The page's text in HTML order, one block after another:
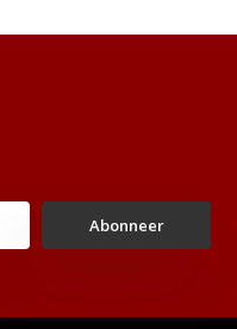
Abonneer